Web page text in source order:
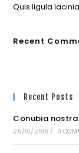
Quis ligula
Recent
Recent Posts
Conubia
25/10/2016 / 0